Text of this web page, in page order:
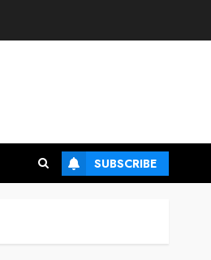
SUBSCRIBE